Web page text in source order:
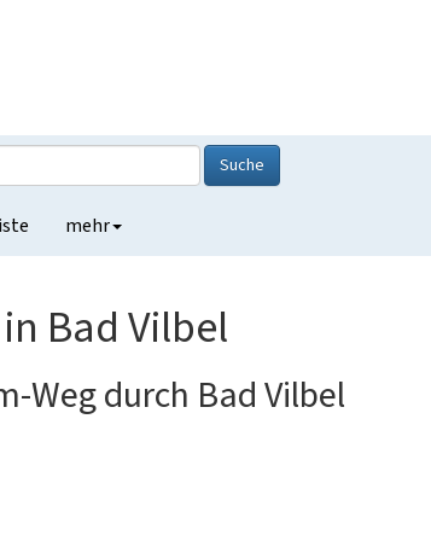
Suche
mehr
Bad Vilbel
Weg durch Bad Vilbel